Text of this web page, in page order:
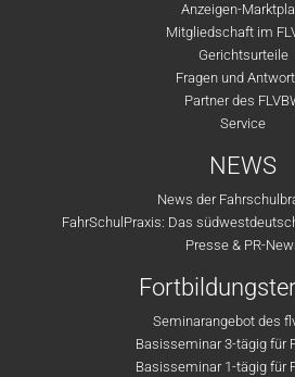
Anzeigen-
Mitgliedschaft im
Gerichtsurteile
Fragen und
Partner des
Service
NEWS
News der
FahrSchulPraxis: Das
Presse & PR-
Seminarangebot des
Basisseminar 3-tägig für
Basisseminar 1-tägig für